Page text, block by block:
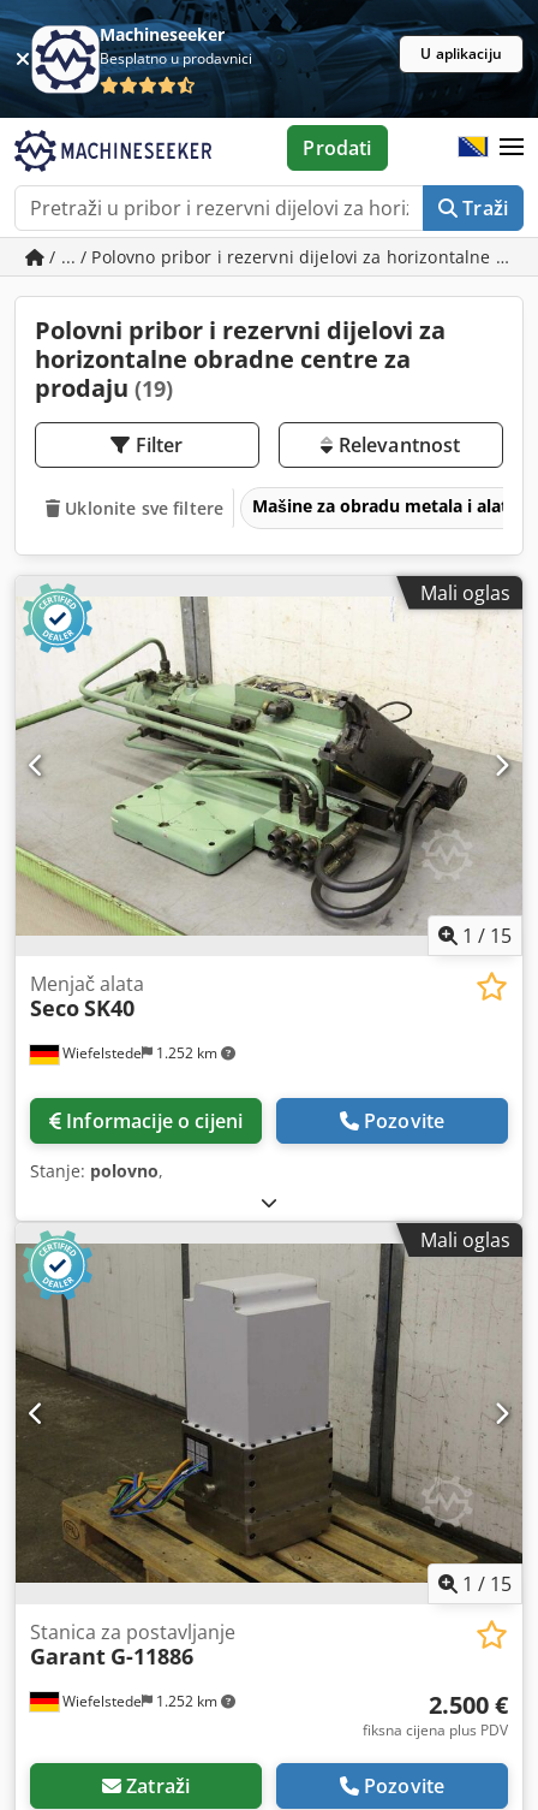
Machineseeker
Besplatno u prodavnici U aplikaciju
Traži
Prodati
/ ... / Polovno pribor i rezervni dijelovi za horizontalne
Polovni pribor i rezervni dijelovi za
horizontalne obradne centre za
prodaju (19)
Filter Relevantnost
Uklonite sve filtere Mašine za obradu metala i alatne
Mali oglas
1 / 15
Wiefelstede 1.252 km
Menjač alata
SecoSK40
Informacije o cijeni Pozovite
Stanje: polovno,
Mali oglas
1 / 15
Wiefelstede 1.252 km
Stanica za postavljanje
Garant G-11886
2.500 €
fiksna cijena plus PDV
Zatraži Pozovite